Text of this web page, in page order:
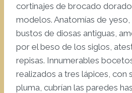
cortinajes de brocado
modelos. Anatomías de
bustos de diosas antiguas,
por el beso de los siglos,
repisas. Innumerables
realizados a tres lápices, con
pluma, cubrían las paredes